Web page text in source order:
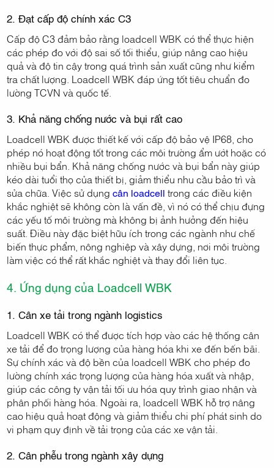
2. Đạt cấp độ chính xác C3
Cấp độ C3 đảm bảo rằng loadcell WBK có thể thực hiện
các phép đo với độ sai số tối thiểu, giúp nâng cao hiệu
quả và độ tin cậy trong quá trình sản xuất cũng như kiểm
tra chất lượng. Loadcell WBK đáp ứng tốt tiêu chuẩn đo
lường TCVN và quốc tế.
3. Khả năng chống nước và bụi rất cao
Loadcell WBK được thiết kế với cấp độ bảo vệ IP68, cho
phép nó hoạt động tốt trong các môi trường ẩm ướt hoặc có
nhiều bụi bẩn. Khả năng chống nước và bụi bẩn này giúp
kéo dài tuổi thọ của thiết bị, giảm thiểu nhu cầu bảo trì và
sửa chữa. Việc sử dụngcân loadcell trong các điều kiện
khắc nghiệt sẽ không còn là vấn đề, vì nó có thể chịu đựng
các yếu tố môi trường mà không bị ảnh hưởng đến hiệu
suất. Điều này đặc biệt hữu ích trong các ngành như chế
biến thực phẩm, nông nghiệp và xây dựng, nơi môi trường
làm việc có thể rất khắc nghiệt và thay đổi liên tục.
4. Ứng dụng của Loadcell WBK
1. Cân xe tải trong ngành logistics
Loadcell WBK có thể được tích hợp vào các hệ thống cân
xe tải để đo trọng lượng của hàng hóa khi xe đến bến bãi.
Sự chính xác và độ bền của loadcell WBK cho phép đo
lường chính xác trọng lượng của hàng hóa xuất và nhập,
giúp các công ty vận tải tối ưu hóa quy trình giao nhận và
phân phối hàng hóa. Ngoài ra, loadcell WBK hỗ trợ nâng
cao hiệu quả hoạt động và giảm thiểu chi phí phát sinh do
vi phạm quy định về tải trọng của các xe vận tải.
2. Cân phễu trong ngành xây dựng